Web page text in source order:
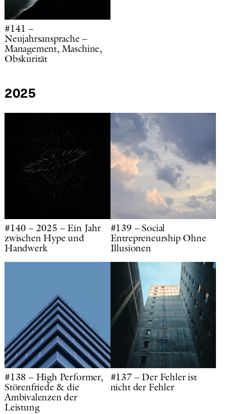
#141 –
Neujahrsansprache –
Management, Maschine,
Obskurität
2025
#140 – 2025 – Ein Jahr
zwischen Hype und
Handwerk
#139 – Social
Entrepreneurship Ohne
Illusionen
#138 – High Performer,
Störenfriede & die
Ambivalenzen der
Leistung
#137 – Der Fehler ist
nicht der Fehler